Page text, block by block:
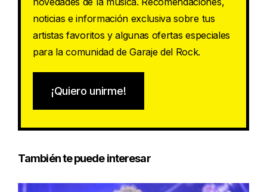
noticias e información exclusiva sobre tus
artistas favoritos y algunas ofertas especiales
para la comunidad de Garaje del Rock.
¡Quiero unirme!
También te puede interesar